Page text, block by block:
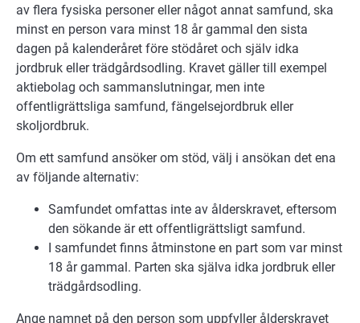
av flera fysiska personer eller något annat samfund, ska
minst en person vara minst 18 år gammal den sista
dagen på kalenderåret före stödåret och själv idka
jordbruk eller trädgårdsodling. Kravet gäller till exempel
aktiebolag och sammanslutningar, men inte
offentligrättsliga samfund, fängelsejordbruk eller
skoljordbruk.
Om ett samfund ansöker om stöd, välj i ansökan det ena
av följande alternativ:
Samfundet omfattas inte av ålderskravet, eftersom
den sökande är ett offentligrättsligt samfund.
I samfundet finns åtminstone en part som var minst
18 år gammal. Parten ska själva idka jordbruk eller
trädgårdsodling.
Ange namnet på den person som uppfyller ålderskravet